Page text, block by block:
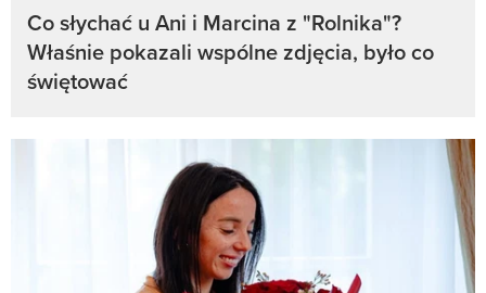
Co słychać u Ani i Marcina z "Rolnika"?
Właśnie pokazali wspólne zdjęcia, było co
świętować